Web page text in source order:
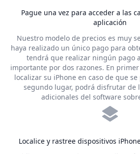
Pague una vez para acceder a las
aplicación
Nuestro modelo de precios es muy
haya realizado un único pago para
tendrá que realizar ningún pago
importante por dos razones. En
localizar su iPhone en caso de que
segundo lugar, podrá disfrutar de
adicionales del software
Localice y rastree dispositivos